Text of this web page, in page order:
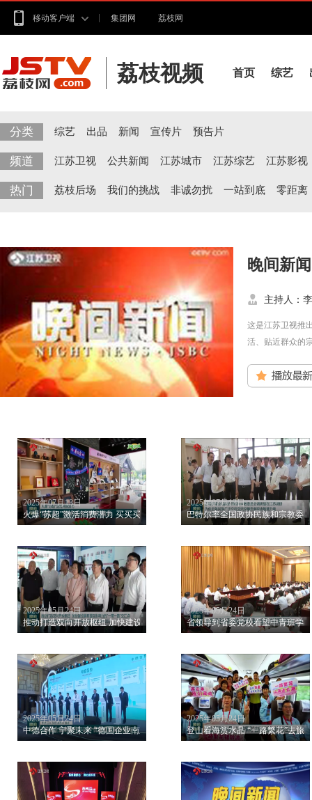
移动客户端 集团网 荔枝网
荔枝视频 首页 综艺
分类 综艺 出品 新闻 宣传片 预告片
频道 江苏卫视 公共新闻 江苏城市 江苏综艺 江苏影视
热门 荔枝后场 我们的挑战 非诚勿扰 一站到底 零距离
晚间新闻
主持人：
这是江苏卫视推
活、贴近群众的
2025年07月13日
火爆“苏超”激活消费潜力 买买买！足球经济“足够”精彩
2025年07月13日
巴特尔率全国政协民族和宗教委
2025年05月24日
推动打造双向开放枢纽 加快建设具有国际影响力的“一带一路”交汇点 苏辉率
2025年05月24日
省领导到省委党校看望中青班学
2025年05月24日
中德合作 宁聚未来 “德国企业南京行”15个优质项目现场签约
2025年05月24日
登山看海赏水晶 “一路繁花”去旅